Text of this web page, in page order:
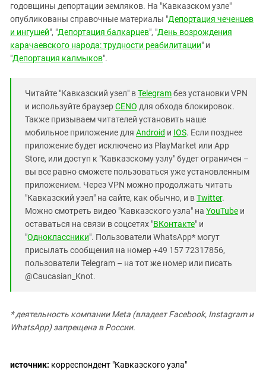
годовщины депортации земляков. На "Кавказском узле"
опубликованы справочные материалы "Депортация чеченцев
и ингушей", "Депортация балкарцев", "День возрождения
карачаевского народа: трудности реабилитации" и
"Депортация калмыков".
Читайте "Кавказский узел" вTelegramбез установки VPN
и используйте браузерCENO для обхода блокировок.
Также призываем читателей установить наше
мобильное приложение для Android и IOS. Если позднее
приложение будет исключено из PlayMarket или App
Store, или доступ к "Кавказскому узлу" будет ограничен –
вы все равно сможете пользоваться уже установленным
приложением. Через VPN можно продолжать читать
"Кавказский узел" на сайте, как обычно, и вTwitter.
Можно смотреть видео "Кавказского узла" на YouTube и
оставаться на связи в соцсетях "ВКонтакте" и
"Одноклассники". Пользователи WhatsApp* могут
присылать сообщения на номер +49 157 72317856,
пользователи Telegram – на тот же номер или писать
@Caucasian_Knot.
* деятельность компании Meta (владеет Facebook, Instagram и
WhatsApp) запрещена в России.
источник: корреспондент "Кавказского узла"